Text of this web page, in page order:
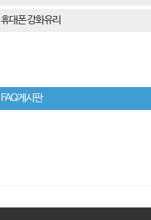
휴대폰 강화유리
FAQ게시판